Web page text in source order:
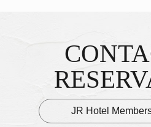
Inquiries &
JR Hotel